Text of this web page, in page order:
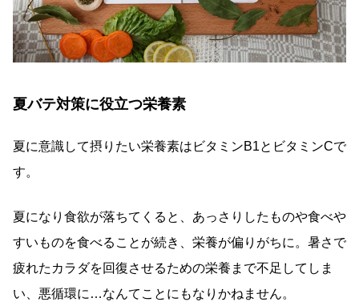
夏バテ対策に役立つ栄養素
夏に意識して摂りたい栄養素はビタミンB1とビタミンCで
す。
夏になり食欲が落ちてくると、あっさりしたものや食べや
すいものを食べることが続き、栄養が偏りがちに。暑さで
疲れたカラダを回復させるための栄養まで不足してしま
い、悪循環に…なんてことにもなりかねません。